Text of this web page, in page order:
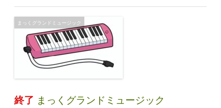
まっくグランドミュージック
終了 まっくグランドミュージック